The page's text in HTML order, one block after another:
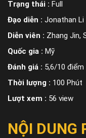
Trạng thái : Full
Đạo diễn : Jonathan Li
Diễn viên : Zhang Jin,
Quốc gia : Mỹ
Đánh giá : 5,6/10 điểm
Thời lượng : 100 Phút
Lượt xem : 56 view
NỘI DUNG